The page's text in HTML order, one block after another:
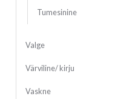
Tumesinine
Valge
Värviline/ kirju
Vaskne